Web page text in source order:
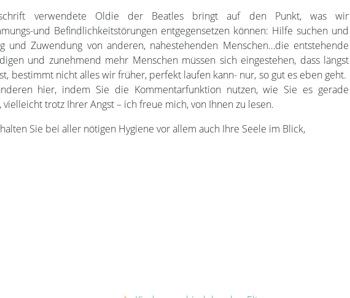
verwendete Oldie der Beatles bringt auf den Punkt, was wir
und Befindlichkeitstörungen entgegensetzen können: Hilfe suchen und
und Zuwendung von anderen, nahestehenden Menschen…die entstehende
und zunehmend mehr Menschen müssen sich eingestehen, dass längst
bestimmt nicht alles wir früher, perfekt laufen kann- nur, so gut es eben geht.
hier, indem Sie die Kommentarfunktion nutzen, wie Sie es gerade
trotz Ihrer Angst – ich freue mich, von Ihnen zu lesen.
Sie bei aller nötigen Hygiene vor allem auch Ihre Seele im Blick,